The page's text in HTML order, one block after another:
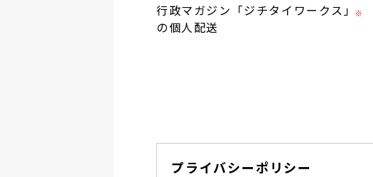
行政マガジン「ジチタイワークス」
の個人配送
※
プライバシーポリシー